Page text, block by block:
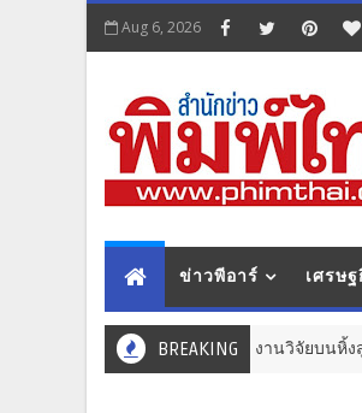
Aug 6, 2026
ข่าวพีอาร์ เศรษฐ
BREAKING
พลิกงานวิจัยบนหิ้งสู่เศรษฐกิจหมื่นล้าน :